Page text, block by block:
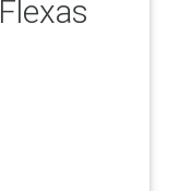
الخريطة شاطئ Flexas